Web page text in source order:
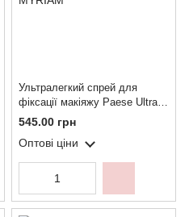
Ультралегкий спрей для
фіксації макіяжу Paese Ultra-
Light Make-up Setting Face
Mist 75 мл
545.00 грн
Оптові ціни